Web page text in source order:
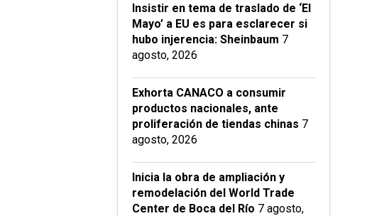
Insistir en tema de traslado de ‘El
Mayo’ a EU es para esclarecer si
hubo injerencia: Sheinbaum 7
agosto, 2026
Exhorta CANACO a consumir
productos nacionales, ante
proliferación de tiendas chinas 7
agosto, 2026
Inicia la obra de ampliación y
remodelación del World Trade
Center de Boca del Río 7 agosto,